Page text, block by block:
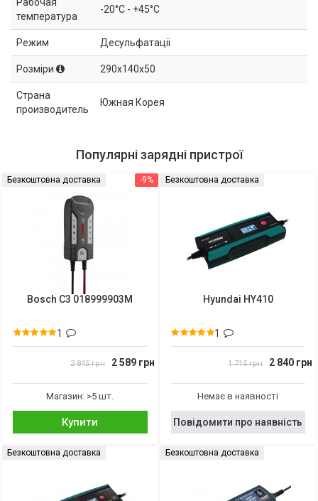
температура
-20°C - +45°C
Режим Десульфатаціі
Розміри 290x140x50
Страна
производитель
Южная Корея
Популярні зарядні пристрої
-9%
Безкоштовна доставка
Bosch C3 018999903M
1
2 845 грн 2 589 грн
Магазин: >5 шт.
Купити
Безкоштовна доставка
Hyundai HY410
1
1 715 грн 2 840 грн
Немає в наявності
Повідомити про наявність
Безкоштовна доставка Безкоштовна доставка